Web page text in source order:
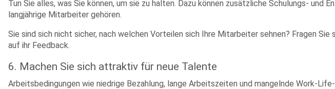
Tun Sie alles, was Sie können, um sie zu halten. Dazu können zusätzliche Schulungs-
langjährige Mitarbeiter gehören.
Sie sind sich nicht sicher, nach welchen Vorteilen sich Ihre Mitarbeiter sehnen? Fragen
auf ihr Feedback.
6. Machen Sie sich attraktiv für neue Talente
Arbeitsbedingungen wie niedrige Bezahlung, lange Arbeitszeiten und mangelnde Work-